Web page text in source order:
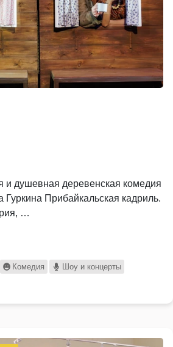
и душевная деревенская комедия
Прибайкальская кадриль.
…
Комедия
Шоу и концерты